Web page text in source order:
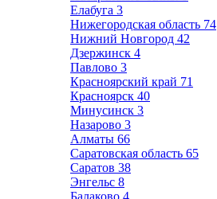
Елабуга 3
Нижегородская область 74
Нижний Новгород 42
Дзержинск 4
Павлово 3
Красноярский край 71
Красноярск 40
Минусинск 3
Назарово 3
Алматы 66
Саратовская область 65
Саратов 38
Энгельс 8
Балаково 4